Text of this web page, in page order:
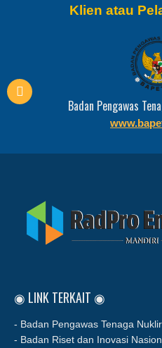
Klien atau
Badan Pengawas
◉ LINK TERKAIT ◉
- Badan Pengawas Tenaga Nuklir
- Badan Riset dan Inovasi